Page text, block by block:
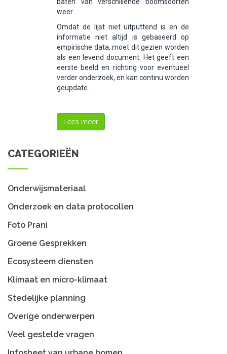
weer.
Omdat de lijst niet uitputtend is en de
informatie niet altijd is gebaseerd op
empirische data, moet dit gezien worden
als een levend document. Het geeft een
eerste beeld en richting voor eventueel
verder onderzoek, en kan continu worden
geupdate.
Lees meer
CATEGORIEËN
Onderwijsmateriaal
Onderzoek en data protocollen
Foto Prani
Groene Gesprekken
Ecosysteem diensten
Klimaat en micro-klimaat
Stedelijke planning
Overige onderwerpen
Veel gestelde vragen